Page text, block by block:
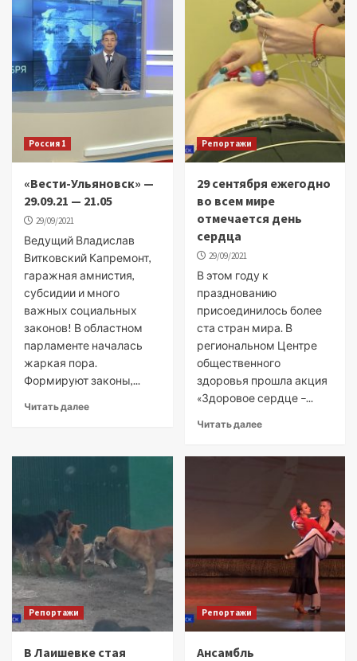
Россия 1
«Вести-Ульяновск» —
29.09.21 — 21.05
29/09/2021
Ведущий Владислав
Витковский Капремонт,
гаражная амнистия,
субсидии и много
важных социальных
законов! В областном
парламенте началась
жаркая пора.
Формируют законы,...
Читать далее
Репортажи
29 сентября ежегодно
во всем мире
отмечается день
сердца
29/09/2021
В этом году к
празднованию
присоединилось более
ста стран мира. В
региональном Центре
общественного
здоровья прошла акция
«Здоровое сердце –...
Читать далее
Репортажи
В Лаишевке стая
Репортажи
Ансамбль